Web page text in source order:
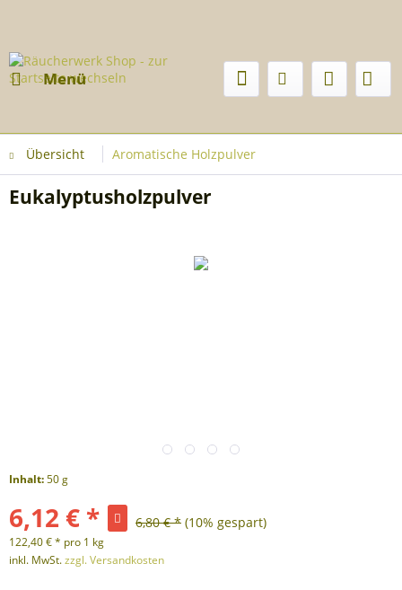
Menü
Übersicht Aromatische Holzpulver
Eukalyptusholzpulver
Inhalt:50 g
6,12 € * 6,80 € * (10% gespart)
122,40 € * pro 1 kg
inkl. MwSt.zzgl. Versandkosten